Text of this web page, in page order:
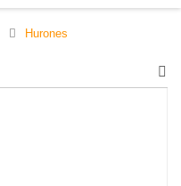
> Hurones